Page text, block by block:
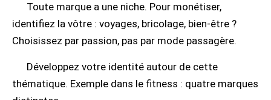
Toute marque a une niche. Pour monétiser,
identifiez la vôtre : voyages, bricolage, bien-être ?
Choisissez par passion, pas par mode passagère.
Développez votre identité autour de cette
thématique. Exemple dans le fitness : quatre marques